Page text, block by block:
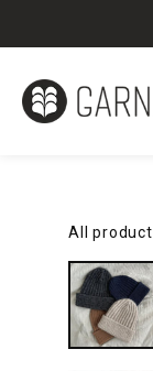
All product